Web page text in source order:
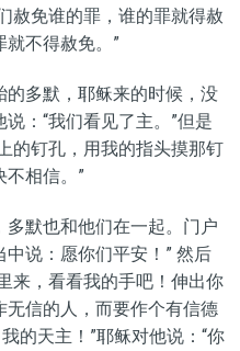
赦免谁的罪，谁的罪就得赦
不得赦免。”
多默，耶稣来的时候，没
：“我们看见了主。”但是
的钉孔，用我的指头摸那钉
相信。”
默也和他们在一起。门户
说：愿你们平安！” 然后
来，看看我的手吧！伸出你
信的人，而要作个有信德
的天主！”耶稣对他说：“你